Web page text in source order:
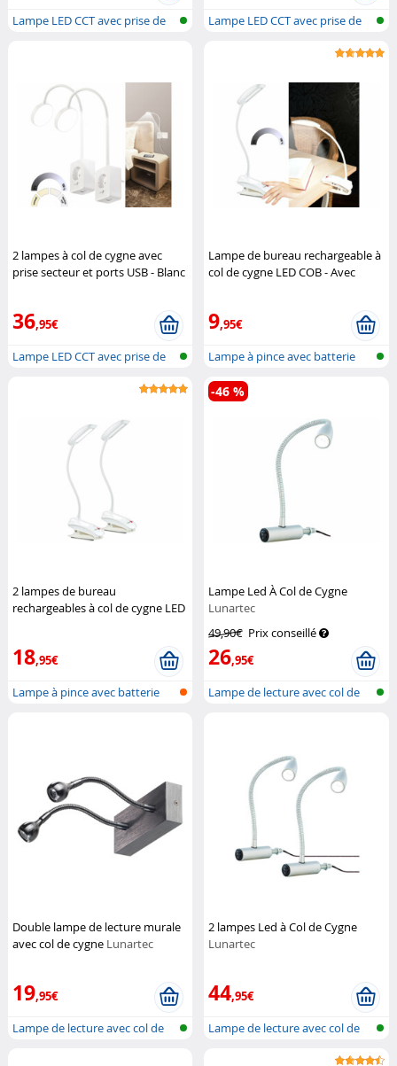
Lampe LED CCT avec prise de
Lampe LED CCT avec prise de
2 lampes à col de cygne avec
prise secteur et ports USB - Blanc
36,95€
Lampe LED CCT avec prise de
Lampe de bureau rechargeable à
col de cygne LED COB - Avec
9,95€
Lampe à pince avec batterie
2 lampes de bureau
rechargeables à col de cygne LED
18,95€
Lampe à pince avec batterie
Lampe Led À Col de Cygne
Lunartec
49,90€ Prix conseillé
26,95€
-46 %
Lampe de lecture avec col de
Double lampe de lecture murale
avec col de cygne Lunartec
19,95€
Lampe de lecture avec col de
2 lampes Led à Col de Cygne
Lunartec
44,95€
Lampe de lecture avec col de